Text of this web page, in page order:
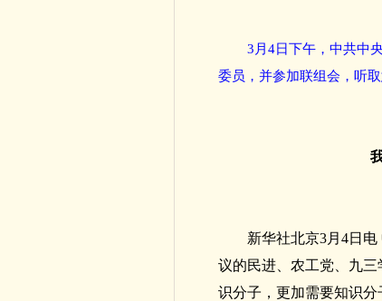
3月4日下午，中共中
委员，并参加联组会，听
新华社北京3月4日
议的民进、农工党、九
识分子，更加需要知识